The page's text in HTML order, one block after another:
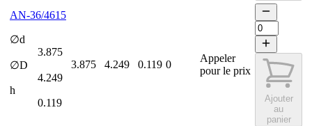
AN-36/4615
∅d
3.875
∅D
4.249
h
0.119
3.875 4.249 0.119 0
Appeler
pour le prix
Ajouter
au
panier